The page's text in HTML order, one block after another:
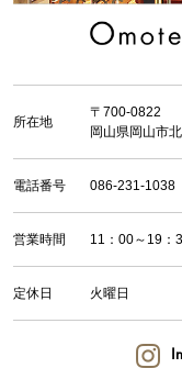
所在地
〒700-0822
岡山県岡山市
電話番号 086-231-1038
営業時間 11：00～19：
定休日 火曜日